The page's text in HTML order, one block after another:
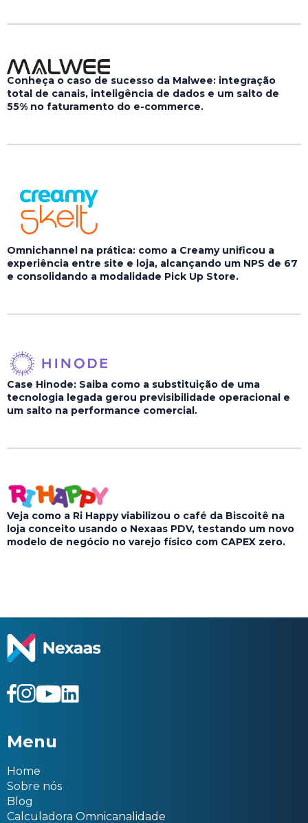
Conheça o caso de sucesso da Malwee: integração
total de canais, inteligência de dados e um salto de
55% no faturamento do e-commerce.
Omnichannel na prática: como a Creamy unificou a
experiência entre site e loja, alcançando um NPS de 67
e consolidando a modalidade Pick Up Store.
Case Hinode: Saiba como a substituição de uma
tecnologia legada gerou previsibilidade operacional e
um salto na performance comercial.
Veja como a Ri Happy viabilizou o café da Biscoitê na
loja conceito usando o Nexaas PDV, testando um novo
modelo de negócio no varejo físico com CAPEX zero.
Menu
Home
Sobre nós
Blog
Calculadora Omnicanalidade